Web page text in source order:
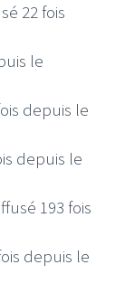
22 fois
le
depuis le
depuis le
193 fois
depuis le